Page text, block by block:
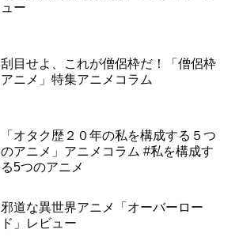
ュー
刮目せよ、これが僧侶枠だ！「僧侶枠
アニメ」特集アニメコラム
「オタク歴２０年の私を構成する５つ
のアニメ」アニメコラム #私を構成す
る5つのアニメ
邪道な異世界アニメ「オーバーロー
ド」レビュー